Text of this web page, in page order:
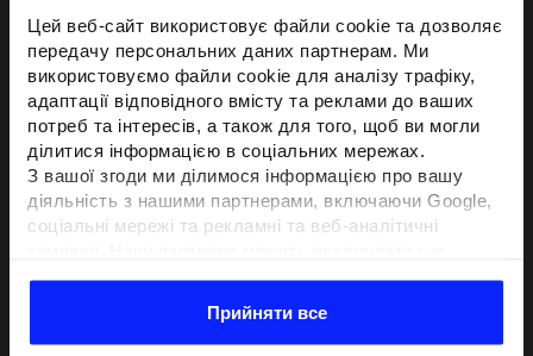
Цей веб-сайт використовує файли cookie та дозволяє
передачу персональних даних партнерам. Ми
використовуємо файли cookie для аналізу трафіку,
адаптації відповідного вмісту та реклами до ваших
потреб та інтересів, а також для того, щоб ви могли
ділитися інформацією в соціальних мережах.
З вашої згоди ми ділимося інформацією про вашу
діяльність з нашими партнерами, включаючи Google,
соціальні мережі та рекламні та веб-аналітичні
отримують у результаті використання вами їхніх
послуг.З вашої згоди ми також можемо ділитися
Прийняти все